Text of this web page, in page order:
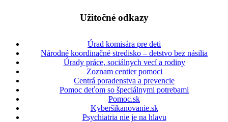
Užitočné odkazy
Úrad komisára pre deti
Národné koordinačné stredisko – detstvo bez násilia
Úrady práce, sociálnych vecí a rodiny
Zoznam centier pomoci
Centrá poradenstva a prevencie
Pomoc deťom so špeciálnymi potrebami
Pomoc.sk
Kyberšikanovanie.sk
Psychiatria nie je na hlavu